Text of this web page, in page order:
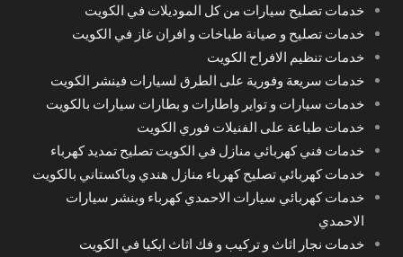
خدمات تصليح سيارات من كل الموديلات في الكويت
خدمات تصليح و صيانة طباخات و افران غاز في الكويت
خدمات تنظيم الافراح الكويت
خدمات سريعة وفورية على الطرق لسيارات فينشر الكويت
خدمات سيارات و تواير واطارات و بطارات سيارات بالكويت
خدمات طباعة على الفنيلات فوري الكويت
خدمات فني كهربائي منازل في الكويت تصليح تمديد كهرباء
خدمات كهربائي تصليح كهرباء منازل هندي وباكستاني بالكويت
خدمات كهربائي سيارات الاحمدي كهرباء وبنشر سيارات
الاحمدي
خدمات نجار اثاث و تركيب و فك اثاث ايكيا في الكويت